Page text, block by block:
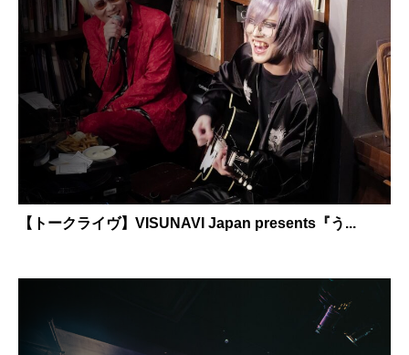
【トークライヴ】VISUNAVI Japan presents『う...